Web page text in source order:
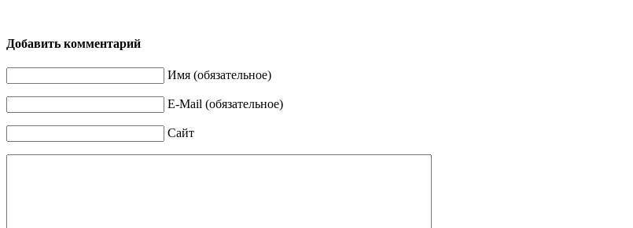
Добавить комментарий
Имя (обязательное)
E-Mail (обязательное)
Сайт